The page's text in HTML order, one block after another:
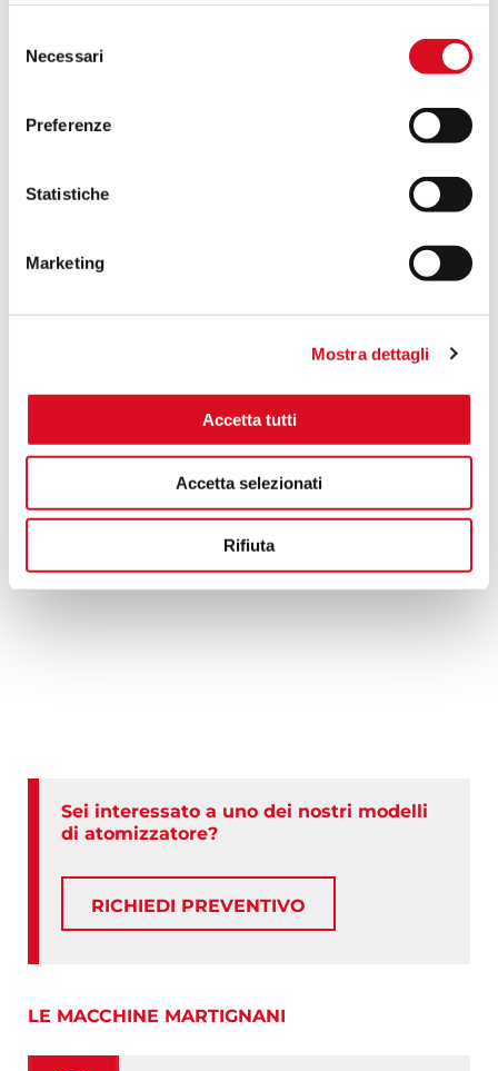
delNecessari
Preferenze
Statistiche
Marketing
Mostra dettagli
Accetta tutti
Accetta selezionati
Rifiuta
Trattamento Noci Chandler: con Martignani
Stai cercando un nebulizzatore?
Scopri tutta la gamma
Martignani
VEDI TUTTE LE MACCHINE
Sei interessato a uno dei nostri modelli
di atomizzatore?
RICHIEDI PREVENTIVO
LE MACCHINE MARTIGNANI